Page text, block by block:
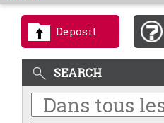
Deposit
SEARCH